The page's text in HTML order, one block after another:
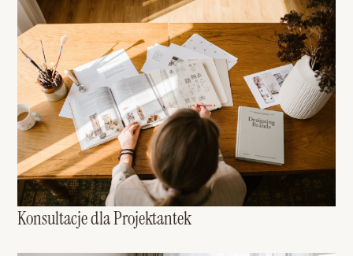
Konsultacje dla Projektantek